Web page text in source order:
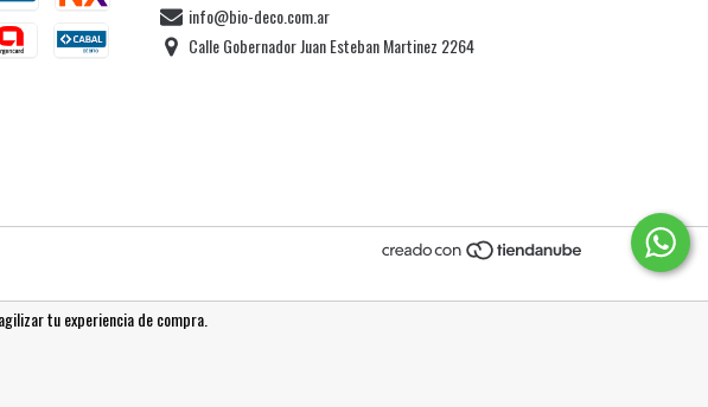
tu experiencia de compra.
info@bio-deco.com.ar
Calle Gobernador Juan Esteban Martinez 2264